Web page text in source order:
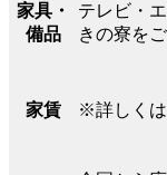
家具・
備品
テレビ・
きの寮を
家賃 ※詳しく